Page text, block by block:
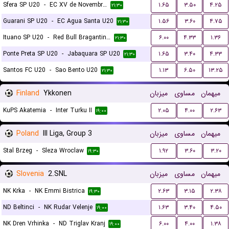
Sfera SP U20 - EC XV de Novembro de Jau SP U20 ۲۱:۳۰ ۱.۶۵ ۳.۵۰
۴.۲۵
Guarani SP U20 - EC Agua Santa U20 ۲۱:۳۰ ۱.۵۶ ۳.۶۰
۴.۷۵
Ituano SP U20 - Red Bull Bragantino SP U20 ۲۱:۳۰ ۶.۰۰ ۴.۳۳
۱.۳۶
Ponte Preta SP U20 - Jabaquara SP U20 ۲۱:۳۰ ۱.۶۵ ۳.۴۰
۴.۳۳
Santos FC U20 - Sao Bento U20 ۲۱:۳۰ ۱.۱۳ ۶.۵۰ ۱۳.۲۵
Finland Ykkonen میزبان مساوی میهمان
KuPS Akatemia - Inter Turku II ۱۹:۰۰ ۲.۰۵ ۴.۰۰ ۲.۶۳
Poland III Liga, Group 3 میزبان مساوی میهمان
Stal Brzeg - Sleza Wroclaw ۱۹:۳۰ ۱.۹۲ ۳.۶۰ ۳.۲۰
Slovenia 2.SNL میزبان مساوی میهمان
NK Krka - NK Emmi Bistrica ۱۹:۳۰ ۲.۶۳ ۳.۱۵
۲.۳۸
ND Beltinci - NK Rudar Velenje ۱۹:۰۰ ۱.۶۳ ۳.۴۰
۴.۵۰
NK Dren Vrhinka - ND Triglav Kranj ۱۹:۰۰ ۶.۰۰ ۴.۰۰ ۱.۳۸